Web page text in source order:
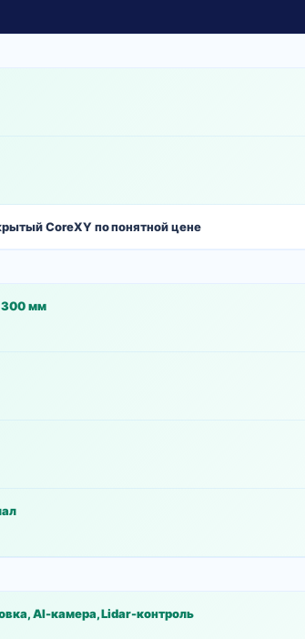
CoreXY по понятной цене
300 мм
AI-камера, Lidar-контроль